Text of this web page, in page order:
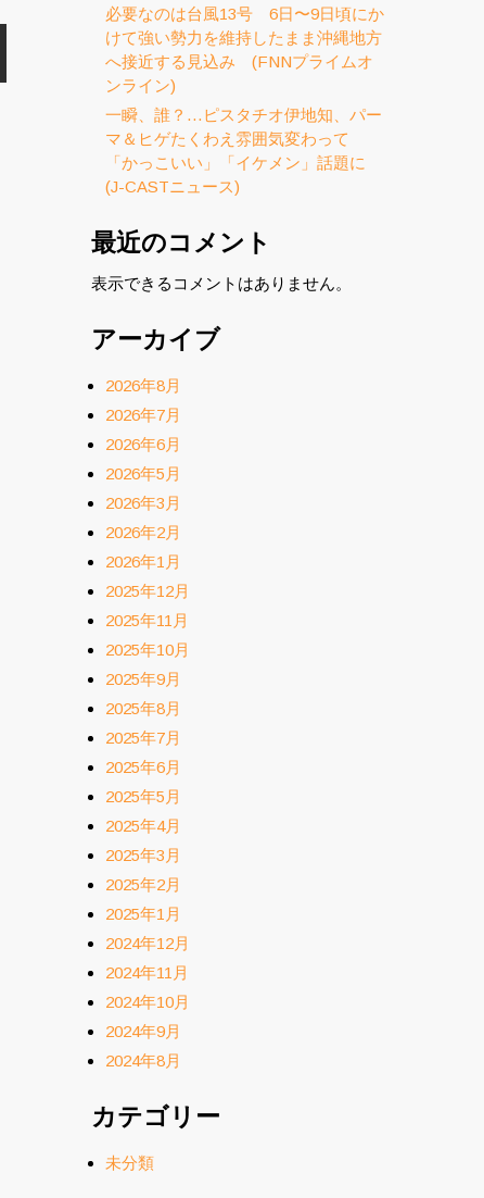
必要なのは台風13号 6日〜9日頃にか
けて強い勢力を維持したまま沖縄地方
へ接近する見込み (FNNプライムオ
ンライン)
一瞬、誰？…ピスタチオ伊地知、パー
マ＆ヒゲたくわえ雰囲気変わって
「かっこいい」「イケメン」話題に
(J-CASTニュース)
最近のコメント
表示できるコメントはありません。
アーカイブ
2026年8月
2026年7月
2026年6月
2026年5月
2026年3月
2026年2月
2026年1月
2025年12月
2025年11月
2025年10月
2025年9月
2025年8月
2025年7月
2025年6月
2025年5月
2025年4月
2025年3月
2025年2月
2025年1月
2024年12月
2024年11月
2024年10月
2024年9月
2024年8月
カテゴリー
未分類